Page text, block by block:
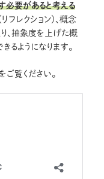
必要があると考える
フレクション）、概念
、抽象度を上げた概
るようになります。
をご覧ください。